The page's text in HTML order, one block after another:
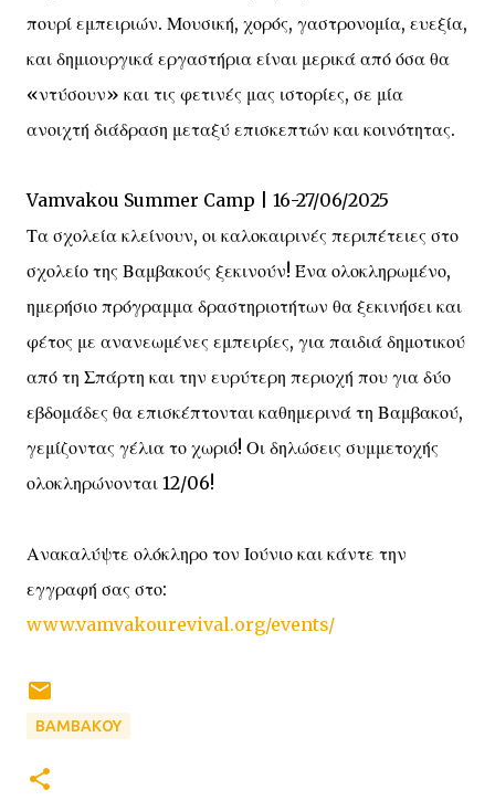
πουρί εμπειριών. Μουσική, χορός, γαστρονομία, ευεξία,
και δημιουργικά εργαστήρια είναι μερικά από όσα θα
«ντύσουν» και τις φετινές μας ιστορίες, σε μία
ανοιχτή διάδραση μεταξύ επισκεπτών και κοινότητας.
Vamvakou Summer Camp | 16-27/06/2025
Τα σχολεία κλείνουν, οι καλοκαιρινές περιπέτειες στο
σχολείο της Βαμβακούς ξεκινούν! Ένα ολοκληρωμένο,
ημερήσιο πρόγραμμα δραστηριοτήτων θα ξεκινήσει και
φέτος με ανανεωμένες εμπειρίες, για παιδιά δημοτικού
από τη Σπάρτη και την ευρύτερη περιοχή που για δύο
εβδομάδες θα επισκέπτονται καθημερινά τη Βαμβακού,
γεμίζοντας γέλια το χωριό! Οι δηλώσεις συμμετοχής
ολοκληρώνονται 12/06!
Ανακαλύψτε ολόκληρο τον Ιούνιο και κάντε την
εγγραφή σας στο:
www.vamvakourevival.org/events/
ΒΑΜΒΑΚΟΥ